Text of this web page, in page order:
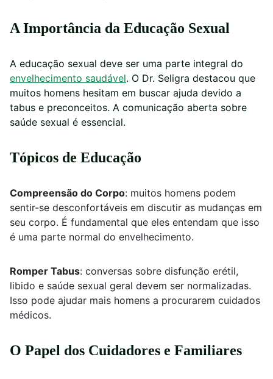
A Importância da Educação Sexual
A educação sexual deve ser uma parte integral do
envelhecimento saudável. O Dr. Seligra destacou que
muitos homens hesitam em buscar ajuda devido a
tabus e preconceitos. A comunicação aberta sobre
saúde sexual é essencial.
Tópicos de Educação
Compreensão do Corpo: muitos homens podem
sentir-se desconfortáveis em discutir as mudanças em
seu corpo. É fundamental que eles entendam que isso
é uma parte normal do envelhecimento.
Romper Tabus: conversas sobre disfunção erétil,
libido e saúde sexual geral devem ser normalizadas.
Isso pode ajudar mais homens a procurarem cuidados
médicos.
O Papel dos Cuidadores e Familiares